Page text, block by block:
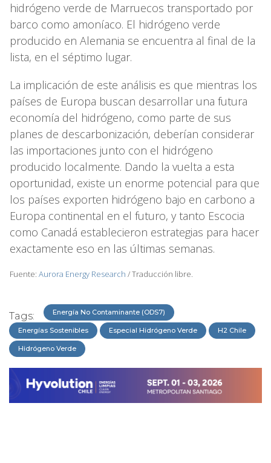
hidrógeno verde de Marruecos transportado por
barco como amoníaco. El hidrógeno verde
producido en Alemania se encuentra al final de la
lista, en el séptimo lugar.
La implicación de este análisis es que mientras los
países de Europa buscan desarrollar una futura
economía del hidrógeno, como parte de sus
planes de descarbonización, deberían considerar
las importaciones junto con el hidrógeno
producido localmente. Dando la vuelta a esta
oportunidad, existe un enorme potencial para que
los países exporten hidrógeno bajo en carbono a
Europa continental en el futuro, y tanto Escocia
como Canadá establecieron estrategias para hacer
exactamente eso en las últimas semanas.
Fuente: Aurora Energy Research / Traducción libre.
Tags: Energía No Contaminante (ODS7)
Energías Sostenibles Especial Hidrógeno Verde H2 Chile
Hidrógeno Verde